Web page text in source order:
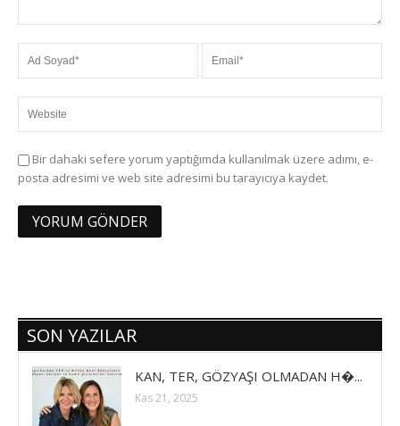
Bir dahaki sefere yorum yaptığımda kullanılmak üzere adımı, e-
posta adresimi ve web site adresimi bu tarayıcıya kaydet.
SON YAZILAR
KAN, TER, GÖZYAŞI OLMADAN H�...
Kas 21, 2025